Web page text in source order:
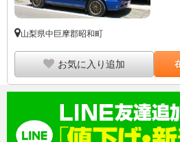
山梨県中巨摩郡昭和町
お気に入り追加